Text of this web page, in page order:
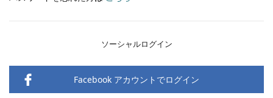
ソーシャルログイン
Facebook アカウントでログイン